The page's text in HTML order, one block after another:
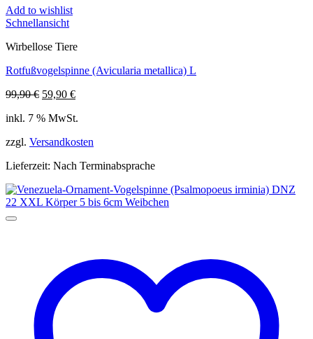
Add to wishlist
Schnellansicht
Wirbellose Tiere
Rotfußvogelspinne (Avicularia metallica) L
99,90€ Ursprünglicher
war:
59,90 €Aktueller
ist:
inkl. 7 % MwSt.
zzgl. Versandkosten
Lieferzeit: Nach Terminabsprache